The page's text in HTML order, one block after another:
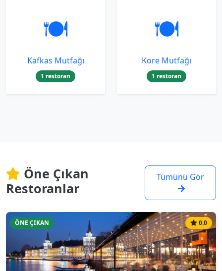
🍽️
Kafkas Mutfağı
1 restoran
🍽️
Kore Mutfağı
1 restoran
Öne Çıkan
Restoranlar
Tümünü Gör
0.0
ÖNE ÇIKAN